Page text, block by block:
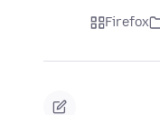
Firefox